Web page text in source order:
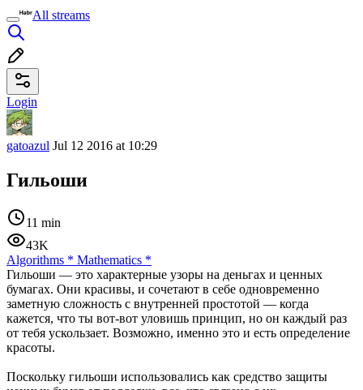
All streams
Login
gatoazul Jul 12 2016 at 10:29
Гильоши
11 min
43K
Algorithms * Mathematics *
Гильоши — это характерные узоры на деньгах и ценных
бумагах. Они красивы, и сочетают в себе одновременно
заметную сложность с внутренней простотой — когда
кажется, что ты вот-вот уловишь принцип, но он каждый раз
от тебя ускользает. Возможно, именно это и есть определение
красоты.
Поскольку гильоши использовались как средство защиты